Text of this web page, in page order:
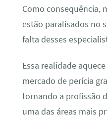
Como consequência,
estão paralisados no
falta desses
Essa realidade
mercado de perícia
tornando a profissão
uma das áreas mais